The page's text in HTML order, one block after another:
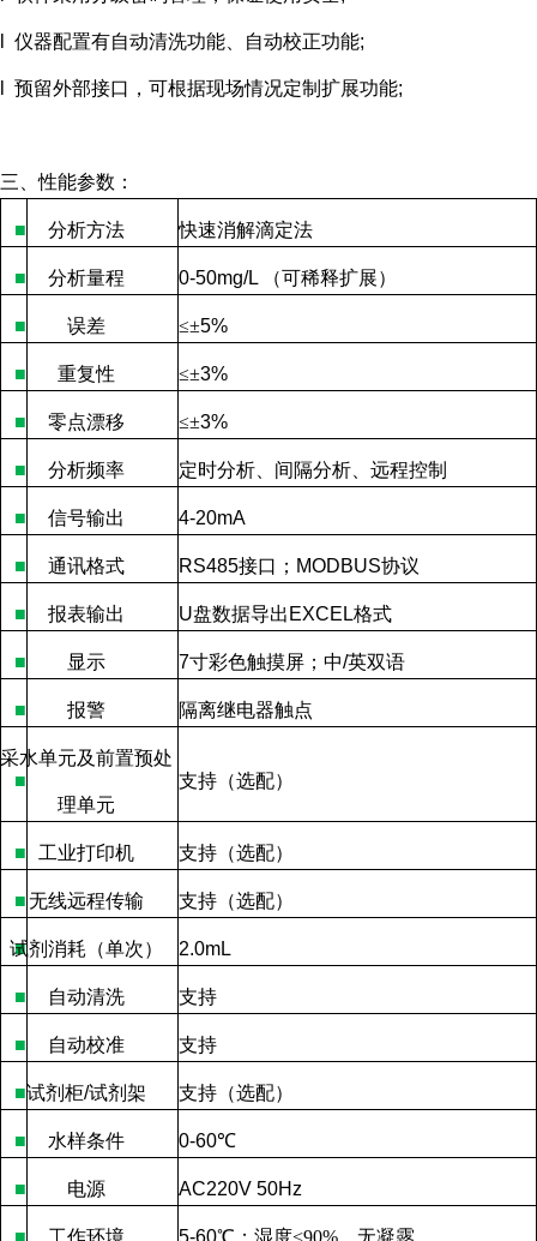
l 仪器配置有自动清洗功能、自动校正功能;
l 预留外部接口，可根据现场情况定制扩展功能;
三、性能参数：
■ 分析方法 快速消解滴定法
■ 分析量程 0-50mg/L （可稀释扩展）
■ 误差 ≤±5%
■ 重复性 ≤±3%
■ 零点漂移 ≤±3%
■ 分析频率 定时分析、间隔分析、远程控制
■ 信号输出 4-20mA
■ 通讯格式 RS485接口； MODBUS协议
■ 报表输出 U盘数据导出 EXCEL格式
■ 显示 7寸彩色触摸屏；中/英双语
■ 报警 隔离继电器触点
■
采水单元及前置预处
理单元
支持（选配）
■ 工业打印机 支持（选配）
■ 无线远程传输 支持（选配）
■
试剂消耗（单次） 2.0mL
■ 自动清洗 支持
■ 自动校准 支持
■试剂柜/试剂架 支持（选配）
■ 水样条件 0-60℃
■ 电源 AC220V 50Hz
■ 工作环境 5-60℃ ；湿度<90% ，无凝露